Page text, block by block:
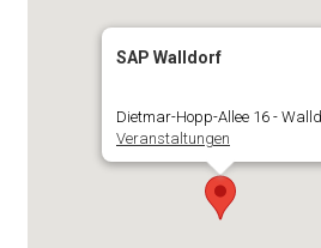
SAP Walldorf
Dietmar-Hopp-Allee 16 -
Veranstaltungen